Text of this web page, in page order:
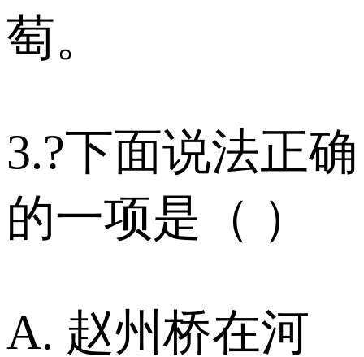
萄。
3.?下面说法正确
的一项是（ ）
A. 赵州桥在河